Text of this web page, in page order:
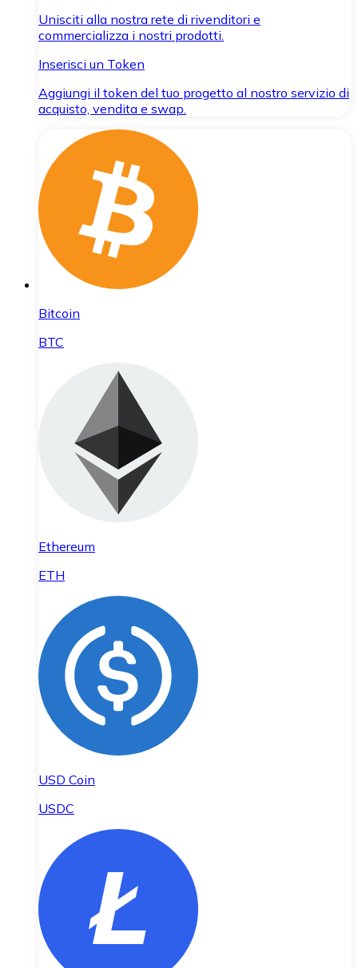
Unisciti alla nostra rete di rivenditori e
commercializza i nostri prodotti.
Inserisci un Token
Aggiungi il token del tuo progetto al nostro servizio di
acquisto, vendita e swap.
Bitcoin
BTC
Ethereum
ETH
USD Coin
USDC